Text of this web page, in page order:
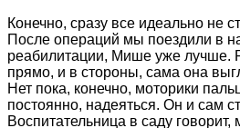
Конечно, сразу все идеально не
После операций мы поездили в
реабилитации, Мише уже лучше.
прямо, и в стороны, сама она
Нет пока, конечно, моторики
постоянно, надеяться. Он и сам
Воспитательница в саду